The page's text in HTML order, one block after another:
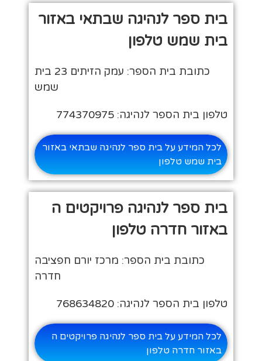
בית ספר לנהיגה שבתאי באזור
בית שמש טלפון
כתובת בית הספר: עמק הזיתים 23 בית
שמש
טלפון בית הספר לנהיגה: 774370975
לכל המידע על בית ספר לנהיגה שבתאי באזור
בית שמש טלפון
בית ספר לנהיגה פרויקטים ה
באזור חדרה טלפון
כתובת בית הספר: מרכז יורם חפציבה
חדרה
טלפון בית הספר לנהיגה: 768634820
לכל המידע על בית ספר לנהיגה פרויקטים ה
באזור חדרה טלפון